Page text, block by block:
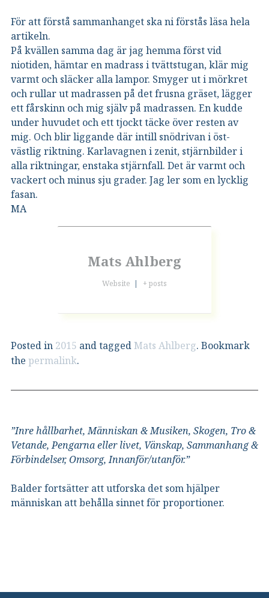
För att förstå sammanhanget ska ni förstås läsa hela
artikeln.
På kvällen samma dag är jag hemma först vid
niotiden, hämtar en madrass i tvättstugan, klär mig
varmt och släcker alla lampor. Smyger ut i mörkret
och rullar ut madrassen på det frusna gräset, lägger
ett fårskinn och mig själv på madrassen. En kudde
under huvudet och ett tjockt täcke över resten av
mig. Och blir liggande där intill snödrivan i öst-
västlig riktning. Karlavagnen i zenit, stjärnbilder i
alla riktningar, enstaka stjärnfall. Det är varmt och
vackert och minus sju grader. Jag ler som en lycklig
fasan.
MA
Mats Ahlberg
Website | + posts
Posted in 2015 and taggedMats Ahlberg. Bookmark
the permalink.
”Inre hållbarhet, Människan & Musiken, Skogen, Tro &
Vetande, Pengarna eller livet, Vänskap, Sammanhang &
Förbindelser, Omsorg, Innanför/utanför.”
Balder fortsätter att utforska det som hjälper
människan att behålla sinnet för proportioner.